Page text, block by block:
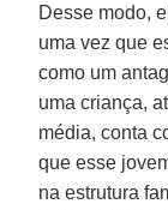
Desse modo,
uma vez que
como um
uma criança,
média, conta
que esse
na estrutura